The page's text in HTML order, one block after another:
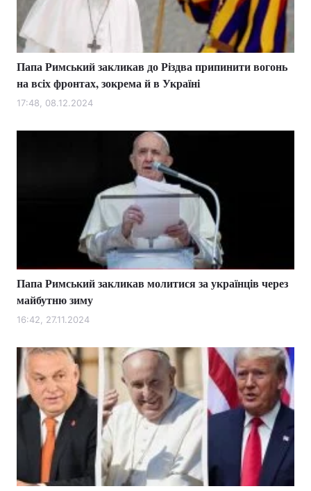
Папа Римський закликав до Різдва припинити вогонь
на всіх фронтах, зокрема й в Україні
17:48, 08.12.2024
Папа Римський закликав молитися за українців через
майбутню зиму
16:42, 27.11.2024